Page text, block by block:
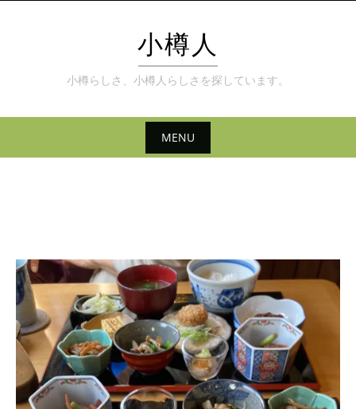
to
content
小樽人
小樽らしさ、小樽人らしさを探しています。
MENU